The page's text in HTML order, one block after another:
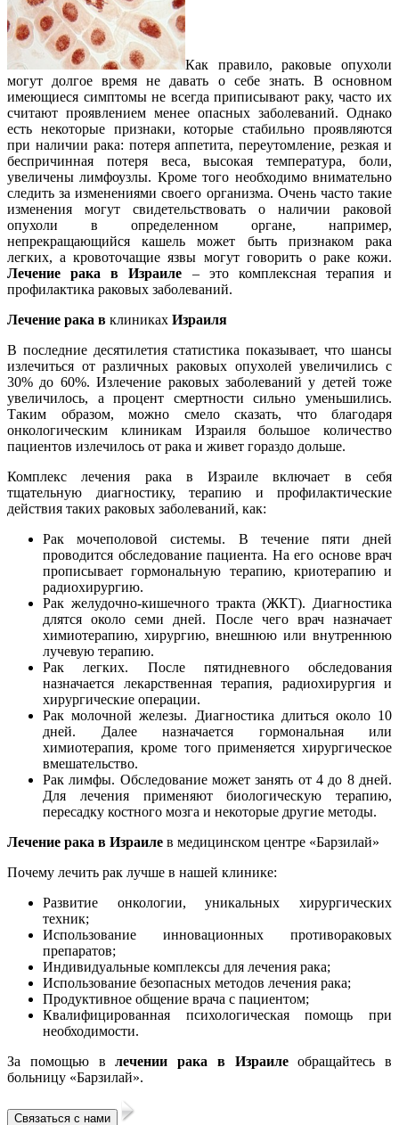
Как правило, раковые опухоли
могут долгое время не давать о себе знать. В основном
имеющиеся симптомы не всегда приписывают раку, часто их
считают проявлением менее опасных заболеваний. Однако
есть некоторые признаки, которые стабильно проявляются
при наличии рака: потеря аппетита, переутомление, резкая и
беспричинная потеря веса, высокая температура, боли,
увеличены лимфоузлы. Кроме того необходимо внимательно
следить за изменениями своего организма. Очень часто такие
изменения могут свидетельствовать о наличии раковой
опухоли в определенном органе, например,
непрекращающийся кашель может быть признаком рака
легких, а кровоточащие язвы могут говорить о раке кожи.
Лечение рака в Израиле – это комплексная терапия и
профилактика раковых заболеваний.
Лечение рака в клиниках Израиля
В последние десятилетия статистика показывает, что шансы
излечиться от различных раковых опухолей увеличились с
30% до 60%. Излечение раковых заболеваний у детей тоже
увеличилось, а процент смертности сильно уменьшились.
Таким образом, можно смело сказать, что благодаря
онкологическим клиникам Израиля большое количество
пациентов излечилось от рака и живет гораздо дольше.
Комплекс лечения рака в Израиле включает в себя
тщательную диагностику, терапию и профилактические
действия таких раковых заболеваний, как:
Рак мочеполовой системы. В течение пяти дней
проводится обследование пациента. На его основе врач
прописывает гормональную терапию, криотерапию и
радиохирургию.
Рак желудочно-кишечного тракта (ЖКТ). Диагностика
длятся около семи дней. После чего врач назначает
химиотерапию, хирургию, внешнюю или внутреннюю
лучевую терапию.
Рак легких. После пятидневного обследования
назначается лекарственная терапия, радиохирургия и
хирургические операции.
Рак молочной железы. Диагностика длиться около 10
дней. Далее назначается гормональная или
химиотерапия, кроме того применяется хирургическое
вмешательство.
Рак лимфы. Обследование может занять от 4 до 8 дней.
Для лечения применяют биологическую терапию,
пересадку костного мозга и некоторые другие методы.
Лечение рака в Израиле в медицинском центре «Барзилай»
Почему лечить рак лучше в нашей клинике:
Развитие онкологии, уникальных хирургических
техник;
Использование инновационных противораковых
препаратов;
Индивидуальные комплексы для лечения рака;
Использование безопасных методов лечения рака;
Продуктивное общение врача с пациентом;
Квалифицированная психологическая помощь при
необходимости.
За помощью влечении рака в Израилеобращайтесь в
больницу «Барзилай».